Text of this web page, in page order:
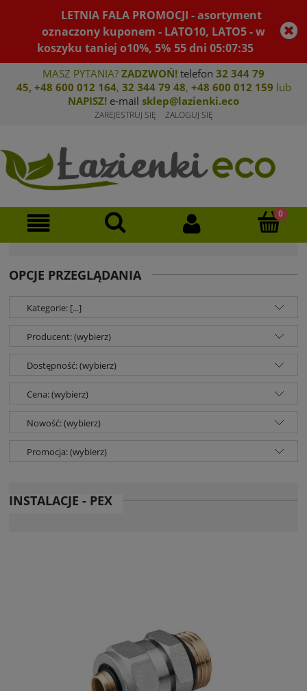
LETNIA FALA PROMOCJI - asortyment
oznaczony kuponem - LATO10, LATO5 - w
koszyku taniej o10%, 5% 55dni05:07:34
MASZ PYTANIA? ZADZWOŃ! telefon 32 344 79
45, +48 600 012 164, 32 344 79 48, +48 600 012 159 lub
NAPISZ! e-mail sklep@lazienki.eco
ZAREJESTRUJ SIĘ ZALOGUJ SIĘ
OPCJE PRZEGLĄDANIA
Kategorie: [...]
Producent: (wybierz)
Dostępność: (wybierz)
Cena: (wybierz)
Nowość: (wybierz)
Promocja: (wybierz)
INSTALACJE - PEX